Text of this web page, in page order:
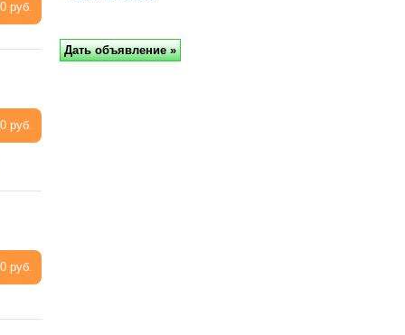
руб.
руб.
руб.